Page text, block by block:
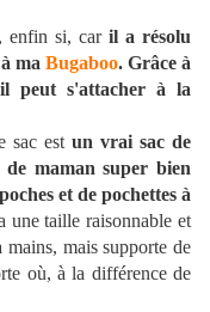
enfin si, car il a résolu
ma Bugaboo. Grâce à
il peut s'attacher à la
sac estun vrai sac de
maman super bien
et de pochettes à
taille raisonnable et
mains, mais supporte de
où, à la différence de